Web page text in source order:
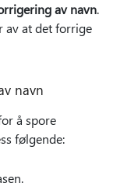
av navn.
av at det forrige
navn
å spore
følgende: